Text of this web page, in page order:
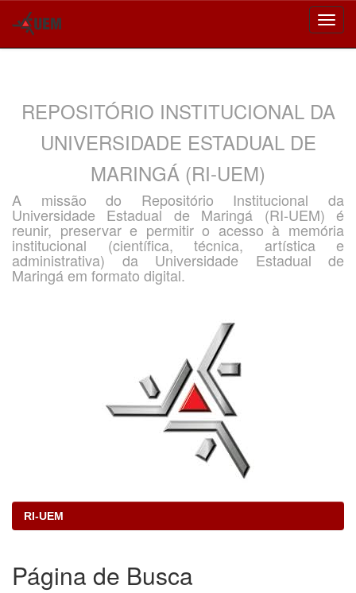
REPOSITÓRIO INSTITUCIONAL DA
UNIVERSIDADE ESTADUAL DE
MARINGÁ (RI-UEM)
A missão do Repositório Institucional da
Universidade Estadual de Maringá (RI-UEM) é
reunir, preservar e permitir o acesso à memória
institucional (científica, técnica, artística e
administrativa) da Universidade Estadual de
Maringá em formato digital.
RI-UEM
Página de Busca